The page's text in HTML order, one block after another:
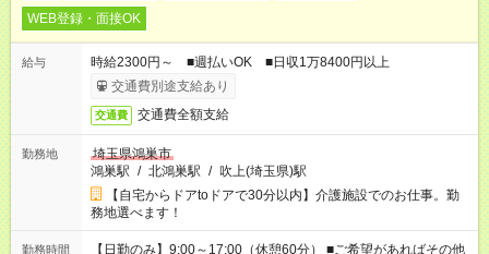
WEB登録・面接OK
給与
時給2300円～ ■週払いOK ■日収1万8400円以上
交通費別途支給あり
交通費 交通費全額支給
勤務地
埼玉県鴻巣市
鴻巣駅 / 北鴻巣駅 / 吹上(埼玉県)駅
【自宅からドアtoドアで30分以内】介護施設でのお仕事。勤
務地選べます！
勤務時間
【日勤のみ】9:00～17:00（休憩60分） ■ご希望があればその他